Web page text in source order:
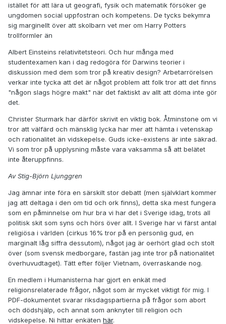
istället för att lära ut geografi, fysik och matematik försöker ge
ungdomen social uppfostran och kompetens. De tycks bekymra
sig marginellt över att skolbarn vet mer om Harry Potters
trollformler än
Albert Einsteins relativitetsteori. Och hur många med
studentexamen kan i dag redogöra för Darwins teorier i
diskussion med dem som tror på kreativ design? Arbetarrörelsen
verkar inte tycka att det är något problem att folk tror att det finns
"någon slags högre makt" när det faktiskt av allt att döma inte gör
det.
Christer Sturmark har därför skrivit en viktig bok. Åtminstone om vi
tror att välfärd och mänsklig lycka har mer att hämta i vetenskap
och rationalitet än vidskepelse. Guds icke-existens är inte säkrad.
Vi som tror på upplysning måste vara vaksamma så att belätet
inte återuppfinns.
Av Stig-Björn Ljunggren
Jag ämnar inte föra en särskilt stor debatt (men självklart kommer
jag att deltaga i den om tid och ork finns), detta ska mest fungera
som en påminnelse om hur bra vi har det i Sverige idag, trots all
politisk skit som syns och hörs över allt. I Sverige har vi färst antal
religiösa i världen (cirkus 16% tror på en personlig gud, en
marginalt låg siffra dessutom), något jag är oerhört glad och stolt
över (som svensk medborgare, fastän jag inte tror på nationalitet
överhuvudtaget). Tätt efter följer Vietnam, överraskande nog.
En medlem i Humanisterna har gjort en enkät med
religionsrelaterade frågor, något som är mycket viktigt för mig. I
PDF-dokumentet svarar riksdagspartierna på frågor som abort
och dödshjälp, och annat som anknyter till religion och
vidskepelse. Ni hittar enkäten här.